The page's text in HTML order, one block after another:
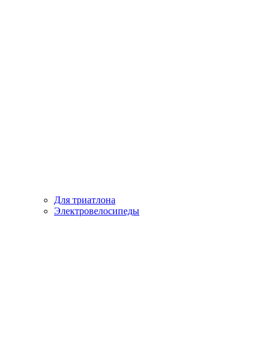
Для триатлона
Электровелосипеды